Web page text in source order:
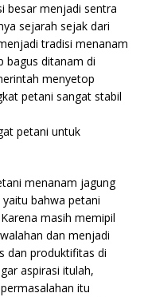
besar menjadi sentra
sejarah sejak dari
tradisi menanam
bagus ditanam di
menyetop
petani sangat stabil
petani untuk
menanam jagung
bahwa petani
masih memipil
dan menjadi
dan produktifitas di
aspirasi itulah,
itu